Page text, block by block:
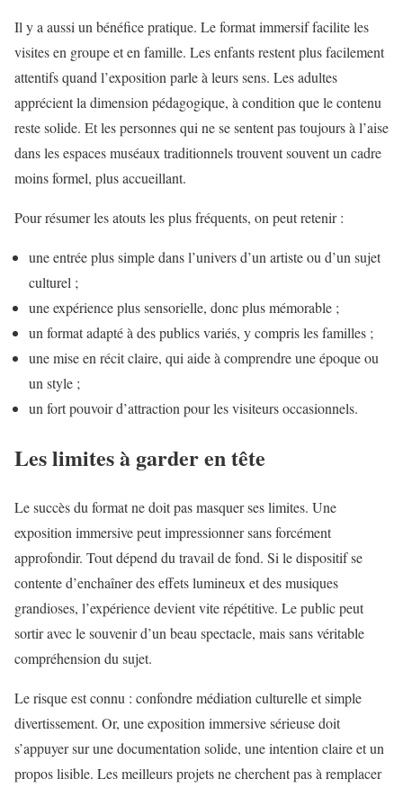
Il y a aussi un bénéfice pratique. Le format immersif facilite les
visites en groupe et en famille. Les enfants restent plus facilement
attentifs quand l’exposition parle à leurs sens. Les adultes
apprécient la dimension pédagogique, à condition que le contenu
reste solide. Et les personnes qui ne se sentent pas toujours à l’aise
dans les espaces muséaux traditionnels trouvent souvent un cadre
moins formel, plus accueillant.
Pour résumer les atouts les plus fréquents, on peut retenir :
une entrée plus simple dans l’univers d’un artiste ou d’un sujet
culturel ;
une expérience plus sensorielle, donc plus mémorable ;
un format adapté à des publics variés, y compris les familles ;
une mise en récit claire, qui aide à comprendre une époque ou
un style ;
un fort pouvoir d’attraction pour les visiteurs occasionnels.
Les limites à garder en tête
Le succès du format ne doit pas masquer ses limites. Une
exposition immersive peut impressionner sans forcément
approfondir. Tout dépend du travail de fond. Si le dispositif se
contente d’enchaîner des effets lumineux et des musiques
grandioses, l’expérience devient vite répétitive. Le public peut
sortir avec le souvenir d’un beau spectacle, mais sans véritable
compréhension du sujet.
Le risque est connu : confondre médiation culturelle et simple
divertissement. Or, une exposition immersive sérieuse doit
s’appuyer sur une documentation solide, une intention claire et un
propos lisible. Les meilleurs projets ne cherchent pas à remplacer